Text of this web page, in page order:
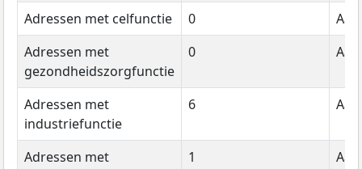
Adressen met celfunctie 0
Adressen met
gezondheidszorgfunctie
0
Adressen met
industriefunctie
6
Adressen met
1